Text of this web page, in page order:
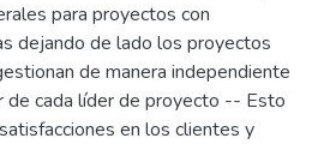
para proyectos con
dejando de lado los proyectos
de manera independiente
de cada líder de proyecto -- Esto
en los clientes y